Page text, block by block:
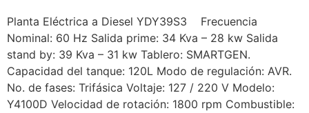
Planta Eléctrica a Diesel YDY39S3 Frecuencia
Nominal: 60 Hz Salida prime: 34 Kva – 28 kw Salida
stand by: 39 Kva – 31 kw Tablero: SMARTGEN.
Capacidad del tanque: 120L Modo de regulación: AVR.
No. de fases: Trifásica Voltaje: 127 / 220 V Modelo:
Y4100D Velocidad de rotación: 1800 rpm Combustible: